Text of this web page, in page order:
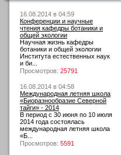
16.08.2014 в 04:59
Конференции и научные
чтения кафедры ботаники и
общей экологии
Научная жизнь кафедры
ботаники и общей экологии
Института естественных наук
и би...
Просмотров: 25791
16.08.2014 в 04:58
Международная летняя школа
«Биоразнообразие Северной
тайги» - 2014
В период с 30 июня по 10 июля
2014 года состоялась
международная летняя школа
«Б...
Просмотров: 5591